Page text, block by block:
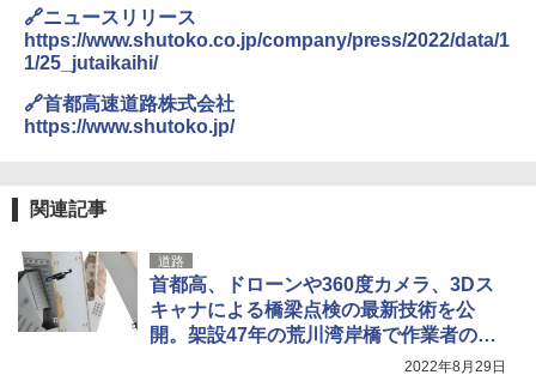
ENDLESS BASE 《めざましテレビで紹介》
テント ワンタッチ RENEW 幅200 2-3人用 43
500002(88859)
￥5,999
￥9,990
[キャンパーズコレクション 山善] 傘みたいに
広げるだけ パッとサッとテント キューブワ
￥6,459
ポインターライト 強力 小型 緑色/赤色/青紫色
USB充電式 高精度 超長距離照射 長時間使用
可能 安全ロック付き 高安全性 金属製耐久 コ
熊撃退スプレー 熊よけスプレー 熊スプレー
【日本企業販売】超強力クマ対策スプレー 30
0ml（連続噴射30秒）110ml（連続噴射15
秒）射程5～10m 安全ロック搭載 携帯収納袋
付き ヒグマ・イノシシ対策 自治体・教育機
🔗ニュースリリース
https://www.shutoko.co.jp/company/press/2022/data/1
1/25_jutaikaihi/
🔗首都高速道路株式会社
https://www.shutoko.jp/
関連記事
道路
首都高、ドローンや360度カメラ、3Dス
キャナによる橋梁点検の最新技術を公
開。架設47年の荒川湾岸橋で作業者の負
2022年8月29日